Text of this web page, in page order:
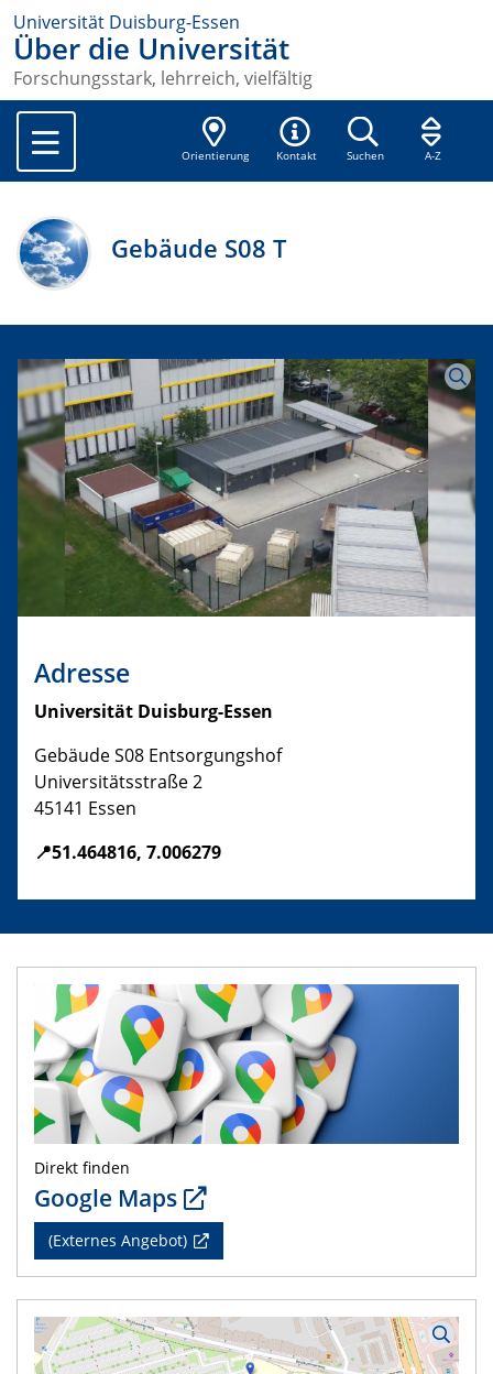
Universität Duisburg-Essen
Über die Universität
Forschungsstark, lehrreich, vielfältig
Orientierung Kontakt Suchen A-Z
Gebäude S08 T
Adresse
Universität Duisburg-Essen
Gebäude S08 Entsorgungshof
Universitätsstraße 2
45141 Essen
📍51.464816, 7.006279
Direkt finden
Google Maps
(Externes Angebot)